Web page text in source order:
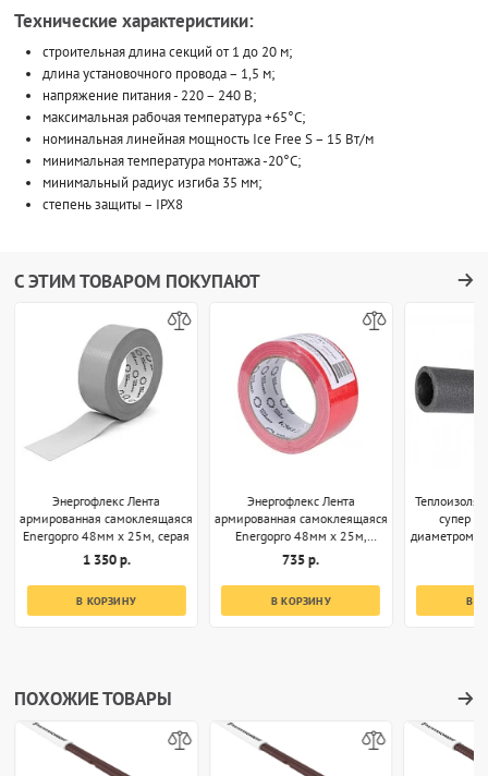
Технические характеристики:
строительная длина секций от 1 до 20 м;
длина установочного провода – 1,5 м;
напряжение питания - 220 – 240 В;
максимальная рабочая температура +65°С;
номинальная линейная мощность Ice Free S – 15 Вт/м
минимальная температура монтажа -20°С;
минимальный радиус изгиба 35 мм;
степень защиты – IPX8
С ЭТИМ ТОВАРОМ ПОКУПАЮТ
Энергофлекс Лента
армированная самоклеящаяся
Energopro 48мм х 25м, серая
1 350 р.
В КОРЗИНУ
Энергофлекс Лента
армированная самоклеящаяся
Energopro 48мм х 25м,
красная
735 р.
В КОРЗИНУ
супер
диаметром
В
ПОХОЖИЕ ТОВАРЫ